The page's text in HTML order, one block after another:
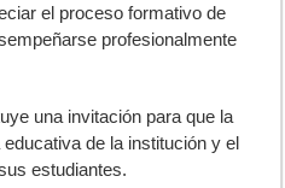
el proceso formativo de
profesionalmente
una invitación para que la
de la institución y el
estudiantes.